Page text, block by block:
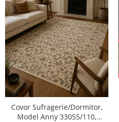
Covor Sufragerie/Dormitor,
Model Anny 33055/110,